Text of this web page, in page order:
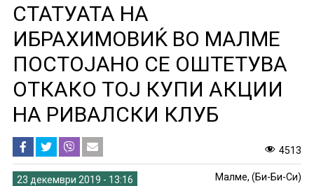
СТАТУАТА НА
ИБРАХИМОВИЌ ВО МАЛМЕ
ПОСТОЈАНО СЕ ОШТЕТУВА
ОТКАКО ТОЈ КУПИ АКЦИИ
НА РИВАЛСКИ КЛУБ
4513
23 декември 2019 - 13:16 Малме, (Би-Би-Си)